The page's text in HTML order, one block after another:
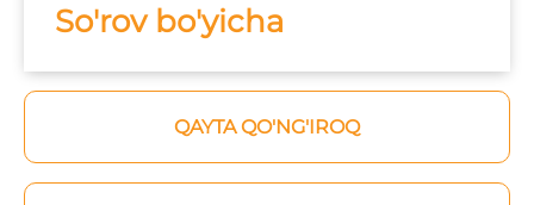
So'rov bo'yicha
QAYTA QO'NG'IROQ